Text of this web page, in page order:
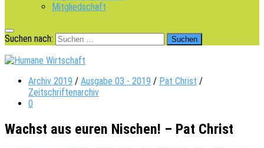
Mitgliedschaft
Suchen nach:
Archiv 2019 / Ausgabe 03 - 2019 / Pat Christ /
Zeitschriftenarchiv
0
Wachst aus euren Nischen! – Pat Christ